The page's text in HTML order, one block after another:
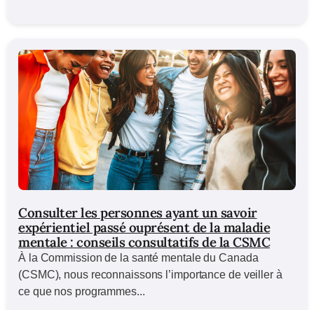
Consulter les personnes ayant un savoir
expérientiel passé ouprésent de la maladie
mentale : conseils consultatifs de la CSMC
À la Commission de la santé mentale du Canada
(CSMC), nous reconnaissons l’importance de veiller à
ce que nos programmes...